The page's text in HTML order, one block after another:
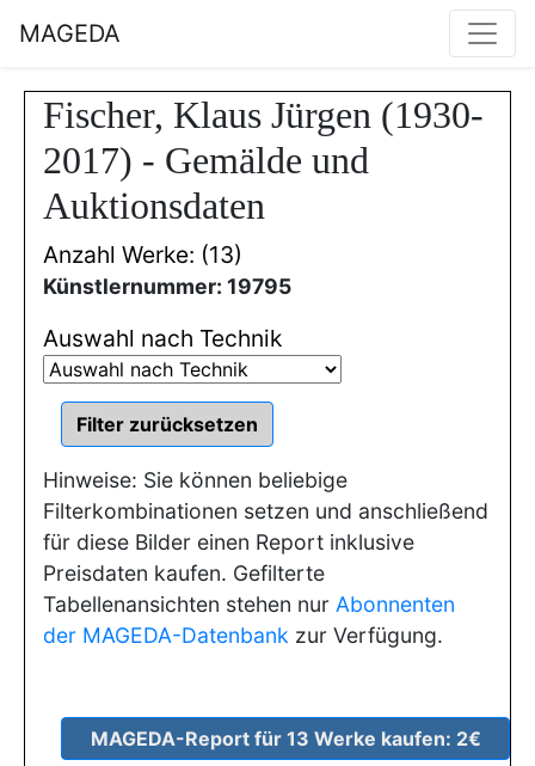
MAGEDA
Fischer, Klaus Jürgen (1930-
2017) - Gemälde und
Auktionsdaten
Anzahl Werke: (13)
Künstlernummer: 19795
Auswahl nach Technik
Hinweise: Sie können beliebige
Filterkombinationen setzen und anschließend
für diese Bilder einen Report inklusive
Preisdaten kaufen. Gefilterte
Tabellenansichten stehen nur Abonnenten
der MAGEDA-Datenbank zur Verfügung.